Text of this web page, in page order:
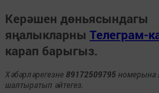
Керәшен дөньясындагы
яңалыкларны Телеграм-
карап барыгыз.
Хәбәрләрегезне 89172509795 номерына
шалтыратып әйтегез.